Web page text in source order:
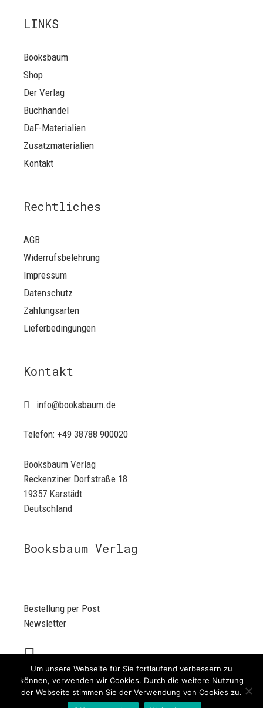
LINKS
Booksbaum
Shop
Der Verlag
Buchhandel
DaF-Materialien
Zusatzmaterialien
Kontakt
Rechtliches
AGB
Widerrufsbelehrung
Impressum
Datenschutz
Zahlungsarten
Lieferbedingungen
Kontakt
info@booksbaum.de
Telefon: +49 38788 900020
Booksbaum Verlag
Reckenziner Dorfstraße 18
19357 Karstädt
Deutschland
Booksbaum Verlag
Bestellung per Post
Newsletter
Um unsere Webseite für Sie fortlaufend verbessern zu
können, verwenden wir Cookies. Durch die weitere Nutzung
der Webseite stimmen Sie der Verwendung von Cookies zu.